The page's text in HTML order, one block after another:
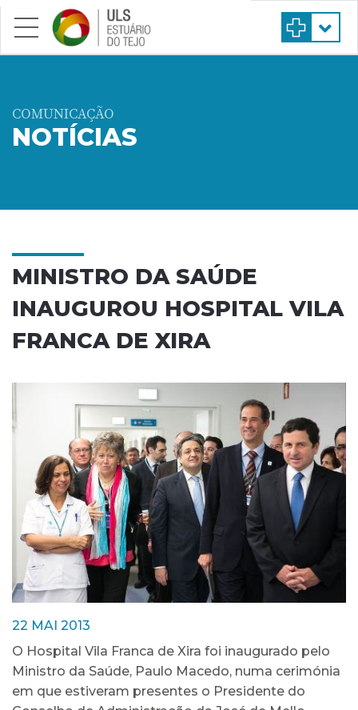
Saltar para conteúdo principal
COMUNICAÇÃO
NOTÍCIAS
MINISTRO DA SAÚDE
INAUGUROU HOSPITAL VILA
FRANCA DE XIRA
22 MAI 2013
O Hospital Vila Franca de Xira foi inaugurado pelo
Ministro da Saúde, Paulo Macedo, numa cerimónia
em que estiveram presentes o Presidente do